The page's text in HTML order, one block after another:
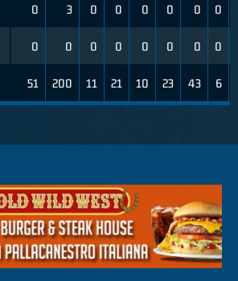
0 3 0 0 0 0 0 0
0 0 0 0 0 0 0 0
51 200 11 21 10 23 43 6